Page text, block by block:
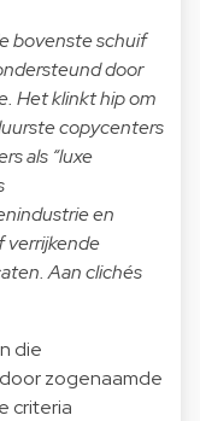
bovenste schuif
door
Het klinkt hip om
copycenters
als “luxe
en
verrijkende
Aan clichés
die
zogenaamde
criteria